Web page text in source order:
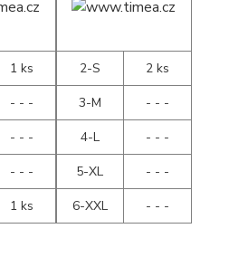
1 ks
- - -
- - -
- - -
1 ks
2-S
2 ks
3-M
- - -
4-L
- - -
5-XL
- - -
6-XXL
- - -